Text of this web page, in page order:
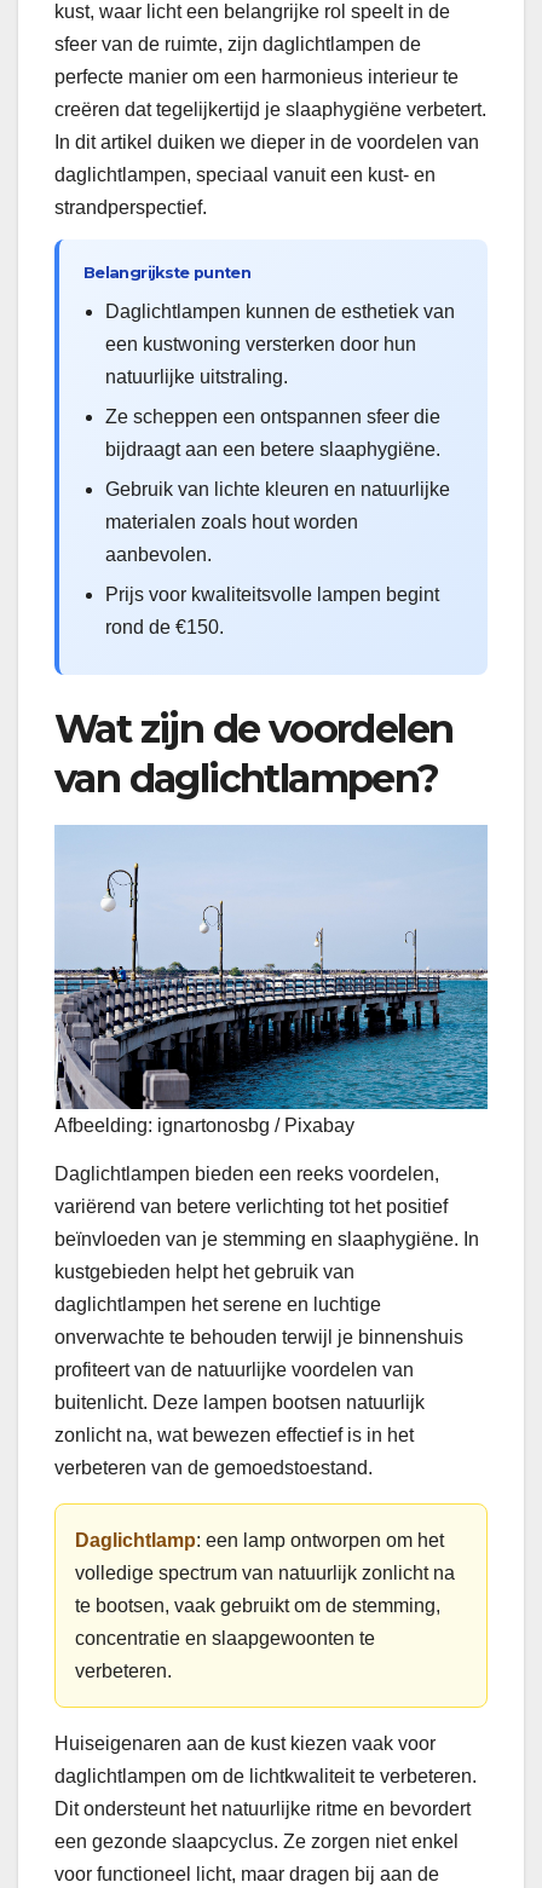
kust, waar licht een belangrijke rol speelt in de
sfeer van de ruimte, zijn daglichtlampen de
perfecte manier om een harmonieus interieur te
creëren dat tegelijkertijd je slaaphygiëne verbetert.
In dit artikel duiken we dieper in de voordelen van
daglichtlampen, speciaal vanuit een kust- en
strandperspectief.
Belangrijkste punten
Daglichtlampen kunnen de esthetiek van
een kustwoning versterken door hun
natuurlijke uitstraling.
Ze scheppen een ontspannen sfeer die
bijdraagt aan een betere slaaphygiëne.
Gebruik van lichte kleuren en natuurlijke
materialen zoals hout worden
aanbevolen.
Prijs voor kwaliteitsvolle lampen begint
rond de €150.
Wat zijn de voordelen
van daglichtlampen?
Afbeelding: ignartonosbg / Pixabay
Daglichtlampen bieden een reeks voordelen,
variërend van betere verlichting tot het positief
beïnvloeden van je stemming en slaaphygiëne. In
kustgebieden helpt het gebruik van
daglichtlampen het serene en luchtige
onverwachte te behouden terwijl je binnenshuis
profiteert van de natuurlijke voordelen van
buitenlicht. Deze lampen bootsen natuurlijk
zonlicht na, wat bewezen effectief is in het
verbeteren van de gemoedstoestand.
Daglichtlamp: een lamp ontworpen om het
volledige spectrum van natuurlijk zonlicht na
te bootsen, vaak gebruikt om de stemming,
concentratie en slaapgewoonten te
verbeteren.
Huiseigenaren aan de kust kiezen vaak voor
daglichtlampen om de lichtkwaliteit te verbeteren.
Dit ondersteunt het natuurlijke ritme en bevordert
een gezonde slaapcyclus. Ze zorgen niet enkel
voor functioneel licht, maar dragen bij aan de